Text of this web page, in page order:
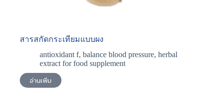
สารสกัดกระเทียมแบบผง
antioxidant f, balance blood pressure, herbal
extract for food supplement
อ่านเพิ่ม